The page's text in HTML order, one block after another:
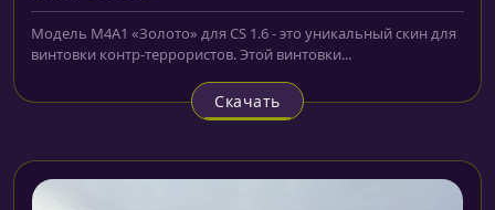
Модель M4A1 «Золото» для CS 1.6 - это уникальный скин для
винтовки контр-террористов. Этой винтовки...
Скачать